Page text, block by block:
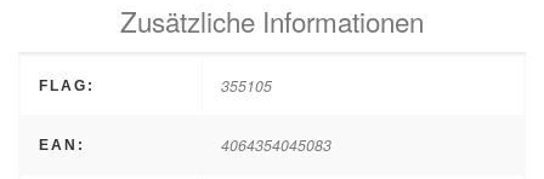
Zusätzliche Informationen
FLAG: 355105
EAN: 4064354045083